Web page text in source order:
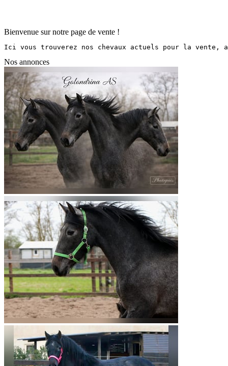
Bienvenue sur notre page de vente !
Ici vous trouverez nos chevaux actuels pour la vente,
Nos annonces